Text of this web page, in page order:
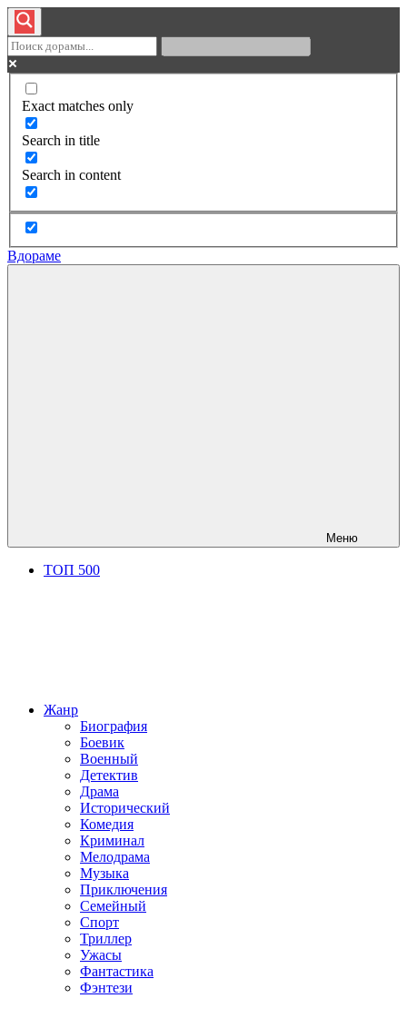
Exact matches only
Search in title
Search in content
Вдораме
Меню
ТОП 500
Жанр
Биография
Боевик
Военный
Детектив
Драма
Исторический
Комедия
Криминал
Мелодрама
Музыка
Приключения
Семейный
Спорт
Триллер
Ужасы
Фантастика
Фэнтези